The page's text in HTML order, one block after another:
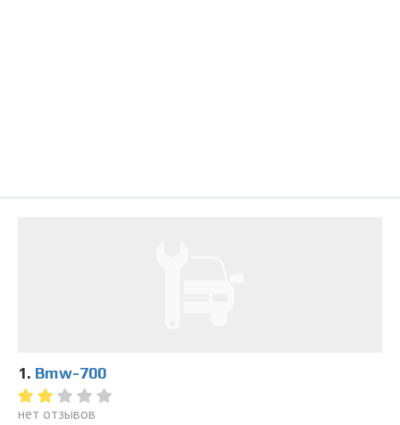
1. Bmw-700
нет отзывов